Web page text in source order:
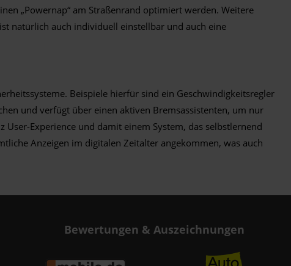
„Powernap“ am Straßenrand optimiert werden. Weitere
natürlich auch individuell einstellbar und auch eine
Beispiele hierfür sind ein Geschwindigkeitsregler
und verfügt über einen aktiven Bremsassistenten, um nur
Experience und damit einem System, das selbstlernend
Anzeigen im digitalen Zeitalter angekommen, was auch
Bewertungen & Auszeichnungen